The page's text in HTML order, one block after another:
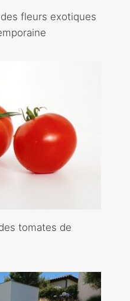
fleurs exotiques
tomates de